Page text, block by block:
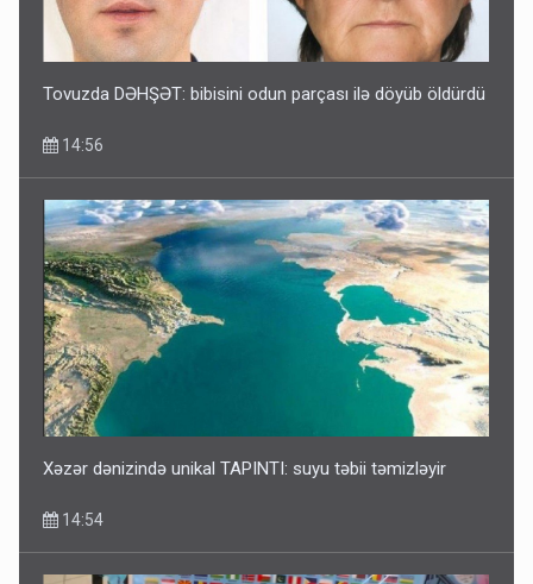
Tovuzda DƏHŞƏT: bibisini odun parçası ilə döyüb öldürdü
14:56
Xəzər dənizində unikal TAPINTI: suyu təbii təmizləyir
14:54